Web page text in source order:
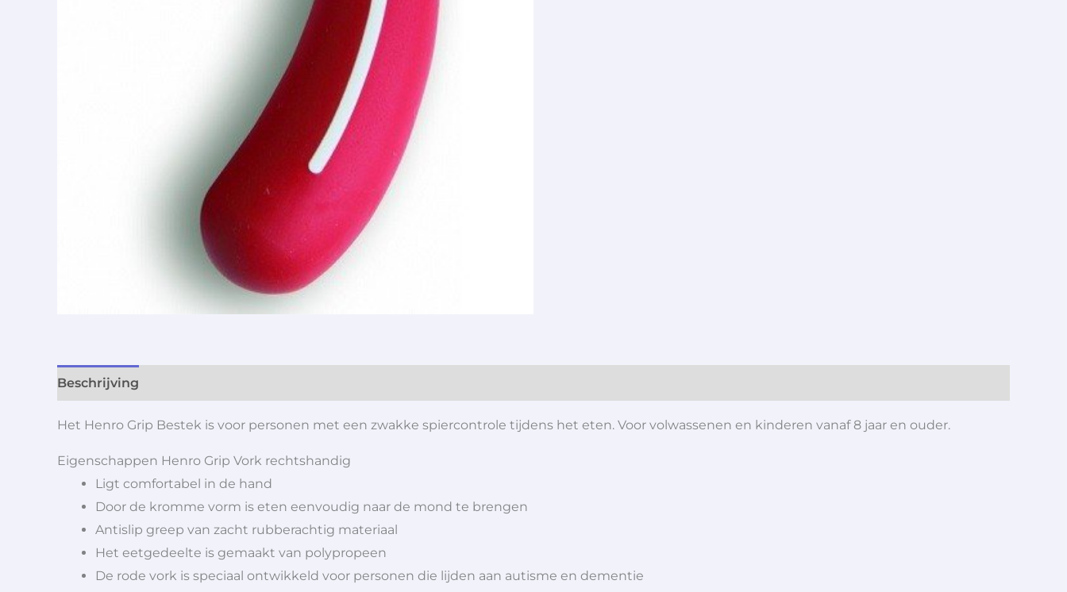
Beschrijving
Het Henro Grip Bestek is voor personen met een zwakke spiercontrole tijdens het eten. Voor volwassenen en kinderen vanaf 8 jaar en ouder.
Eigenschappen Henro Grip Vork rechtshandig
Ligt comfortabel in de hand
Door de kromme vorm is eten eenvoudig naar de mond te brengen
Antislip greep van zacht rubberachtig materiaal
Het eetgedeelte is gemaakt van polypropeen
De rode vork is speciaal ontwikkeld voor personen die lijden aan autisme en dementie